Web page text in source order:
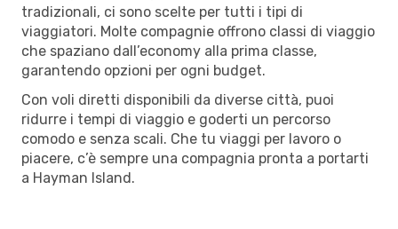
tradizionali, ci sono scelte per tutti i tipi di
viaggiatori. Molte compagnie offrono classi di viaggio
che spaziano dall’economy alla prima classe,
garantendo opzioni per ogni budget.
Con voli diretti disponibili da diverse città, puoi
ridurre i tempi di viaggio e goderti un percorso
comodo e senza scali. Che tu viaggi per lavoro o
piacere, c’è sempre una compagnia pronta a portarti
a Hayman Island.